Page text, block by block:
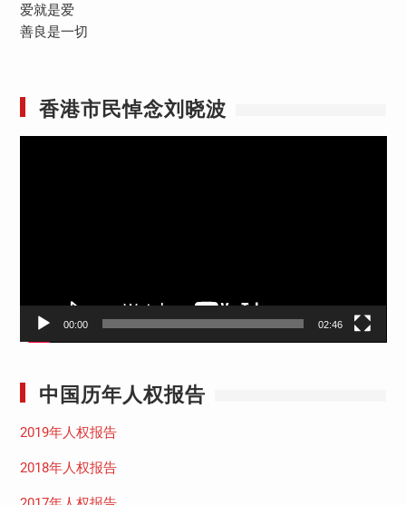
爱就是爱
善良是一切
香港市民悼念刘晓波
00:00 02:46
中国历年人权报告
2019年人权报告
2018年人权报告